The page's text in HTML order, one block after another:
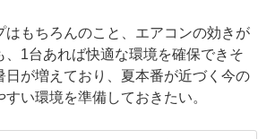
はもちろんのこと、エアコンの効きが
、1台あれば快適な環境を確保できそ
日が増えており、夏本番が近づく今の
すい環境を準備しておきたい。